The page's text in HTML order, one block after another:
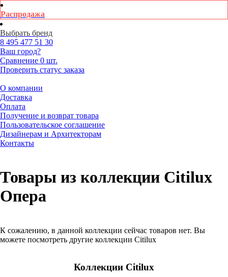
Распродажа
Выбрать бренд
8 495 477 51 30
Ваш город?
Сравнение 0 шт.
Проверить статус заказа
О компании
Доставка
Оплата
Получение и возврат товара
Пользовательское соглашение
Дизайнерам и Архитекторам
Контакты
Товары из коллекции Citilux
Опера
К сожалению, в данной коллекции сейчас товаров нет. Вы
можете посмотреть другие коллекции Citilux
Коллекции Citilux